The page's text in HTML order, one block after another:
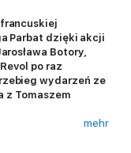
Parbat dzięki akcji
Botory,
po raz
wydarzeń ze
z Tomaszem
mehr